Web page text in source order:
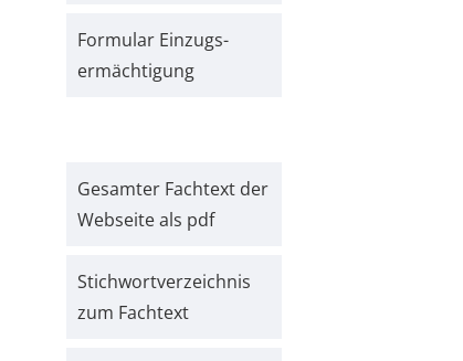
Formular Einzugs­­
ermächtigung
Gesamter Fachtext der
Webseite als pdf
Stichwort­verzeichnis
zum Fachtext